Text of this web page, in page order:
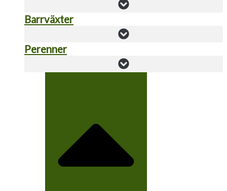
Barrväxter
Perenner